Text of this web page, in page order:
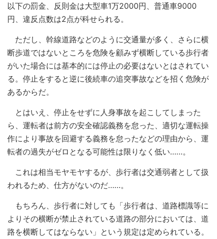
以下の罰金、反則金は大型車1万2000円、普通車9000
円、違反点数は2点が科せられる。
ただし、幹線道路などのように交通量が多く、さらに横
断歩道ではないところを危険を顧みず横断している歩行者
がいた場合には基本的には停止の必要はないとはされてい
る。停止をすると逆に後続車の追突事故などを招く危険が
あるからだ。
とはいえ、停止をせずに人身事故を起こしてしまった
ら、運転者は前方の安全確認義務を怠った、適切な運転操
作により事故を回避する義務を怠ったなどの理由から、運
転者の過失がゼロとなる可能性は限りなく低い……。
これは相当モヤモヤするが、歩行者は交通弱者として扱
われるため、仕方がないのだ……。
もちろん、歩行者に対しても「歩行者は、道路標識等に
よりその横断が禁止されている道路の部分においては、道
路を横断してはならない」という規定は定められている。